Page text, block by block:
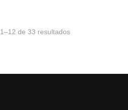
de 33 resultados